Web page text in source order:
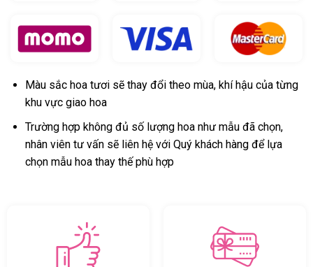
Màu sắc hoa tươi sẽ thay đổi theo mùa, khí hậu của từng
khu vực giao hoa
Trường hợp không đủ số lượng hoa như mẫu đã chọn,
nhân viên tư vấn sẽ liên hệ với Quý khách hàng để lựa
chọn mẫu hoa thay thế phù hợp